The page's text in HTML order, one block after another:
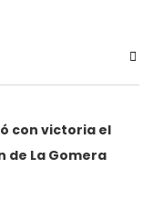
con victoria el
de La Gomera